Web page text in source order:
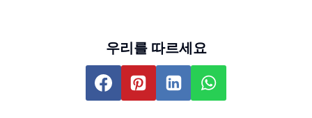
우리를 따르세요